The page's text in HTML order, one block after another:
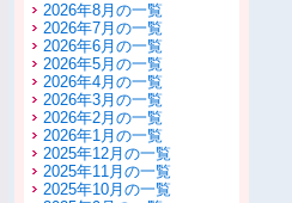
2026年8月の一覧
2026年7月の一覧
2026年6月の一覧
2026年5月の一覧
2026年4月の一覧
2026年3月の一覧
2026年2月の一覧
2026年1月の一覧
2025年12月の一覧
2025年11月の一覧
2025年10月の一覧